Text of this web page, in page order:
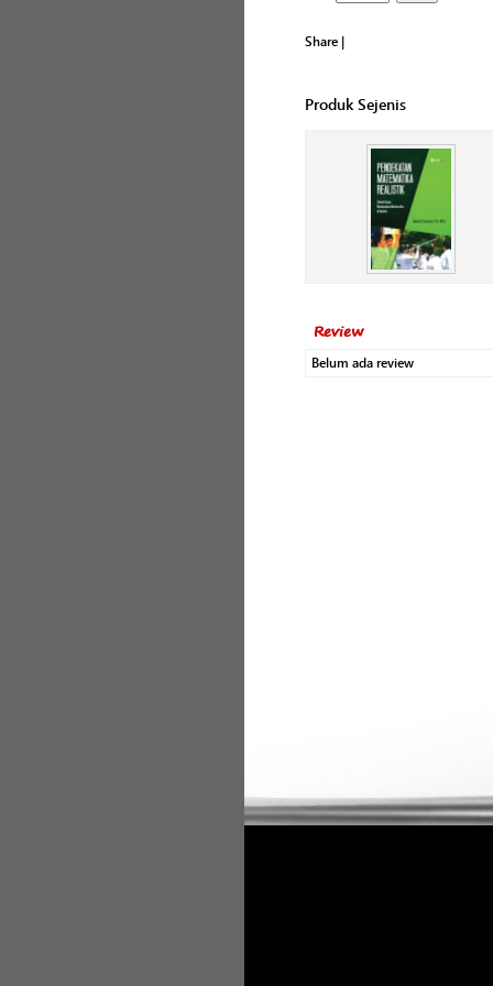
Share |
Produk Sejenis
Review
Belum ada review